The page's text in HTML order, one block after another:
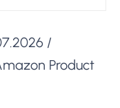
/
Product